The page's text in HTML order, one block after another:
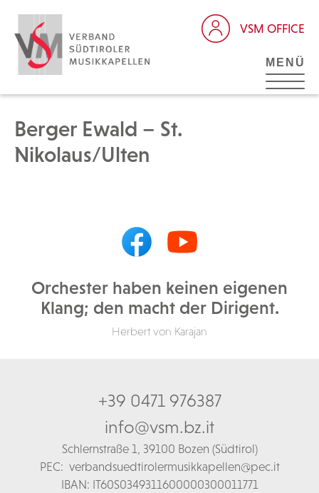
VSM OFFICE
MENÜ
Berger Ewald – St.
Nikolaus/Ulten
Orchester haben keinen eigenen
Klang; den macht der Dirigent.
Herbert von Karajan
+39 0471 976387
info@vsm.bz.it
Schlernstraße 1, 39100 Bozen (Südtirol)
PEC: verbandsuedtirolermusikkapellen@pec.it
IBAN: IT60S0349311600000300011771